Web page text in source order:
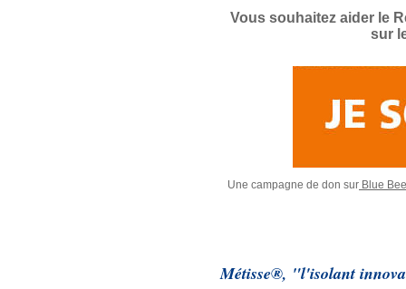
Vous souhaitez aider le
sur
Une campagne de don sur Blue
Métisse®, "l'isolant